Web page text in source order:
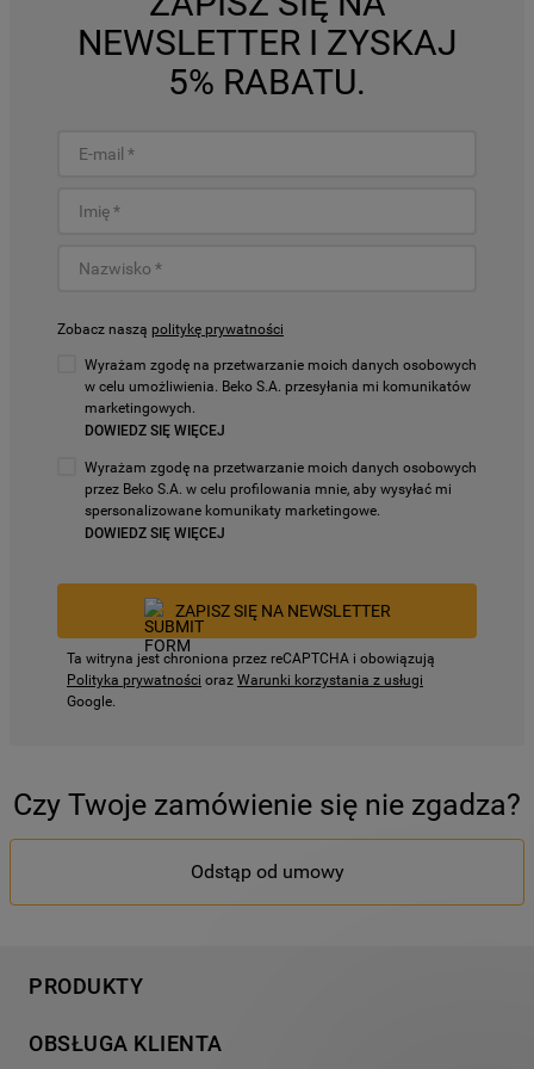
NEWSLETTER I ZYSKAJ
5% RABATU.
Zobacz naszą politykę prywatności
Wyrażam zgodę na przetwarzanie moich danych osobowych
w celu umożliwienia. Beko S.A. przesyłania mi komunikatów
marketingowych.
DOWIEDZ SIĘ WIĘCEJ
Wyrażam zgodę na przetwarzanie moich danych osobowych
przez Beko S.A. w celu profilowania mnie, aby wysyłać mi
spersonalizowane komunikaty marketingowe.
DOWIEDZ SIĘ WIĘCEJ
ZAPISZ SIĘ NA NEWSLETTER
Ta witryna jest chroniona przez reCAPTCHA i obowiązują
Polityka prywatności oraz Warunki korzystania z usługi
Google.
Czy Twoje zamówienie się nie zgadza?
Odstąp od umowy
PRODUKTY
Chłodnictwo
OBSŁUGA KLIENTA